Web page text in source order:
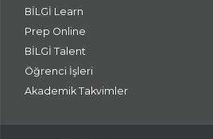
BİLGİ Learn
Prep Online
BİLGİ Talent
Öğrenci İşleri
Akademik Takvimler